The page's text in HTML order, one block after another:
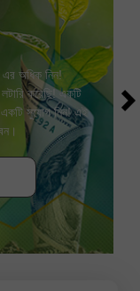
এর অধিক নিন!
লটারি করেছি! একটি
একটি সুযোগ নিন! এই